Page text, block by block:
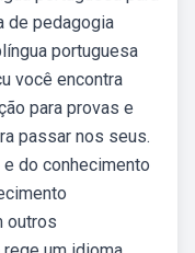
de pedagogia
portuguesa
você encontra
para provas e
passar nos seus.
do conhecimento
outros